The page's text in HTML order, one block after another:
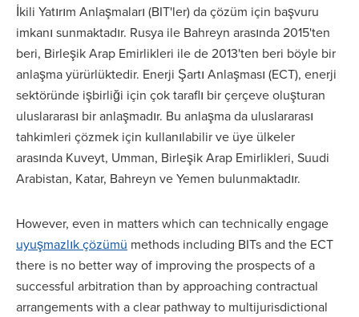
İkili Yatırım Anlaşmaları (BIT'ler) da çözüm için başvuru
imkanı sunmaktadır. Rusya ile Bahreyn arasında 2015'ten
beri, Birleşik Arap Emirlikleri ile de 2013'ten beri böyle bir
anlaşma yürürlüktedir. Enerji Şartı Anlaşması (ECT), enerji
sektöründe işbirliği için çok taraflı bir çerçeve oluşturan
uluslararası bir anlaşmadır. Bu anlaşma da uluslararası
tahkimleri çözmek için kullanılabilir ve üye ülkeler
arasında Kuveyt, Umman, Birleşik Arap Emirlikleri, Suudi
Arabistan, Katar, Bahreyn ve Yemen bulunmaktadır.
However, even in matters which can technically engage
uyuşmazlık çözümü methods including BITs and the ECT
there is no better way of improving the prospects of a
successful arbitration than by approaching contractual
arrangements with a clear pathway to multijurisdictional